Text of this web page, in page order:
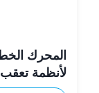
لأنظمة